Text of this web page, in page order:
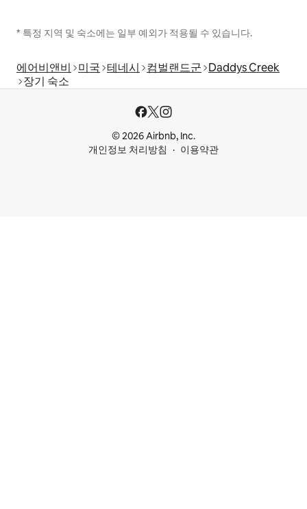
* 특정 지역 및 숙소에는 일부 예외가 적용될 수 있습니다.
에어비앤비 미국 테네시 컴벌랜드군 Daddys Creek
장기 숙소
© 2026 Airbnb, Inc.
개인정보 처리방침
이용약관